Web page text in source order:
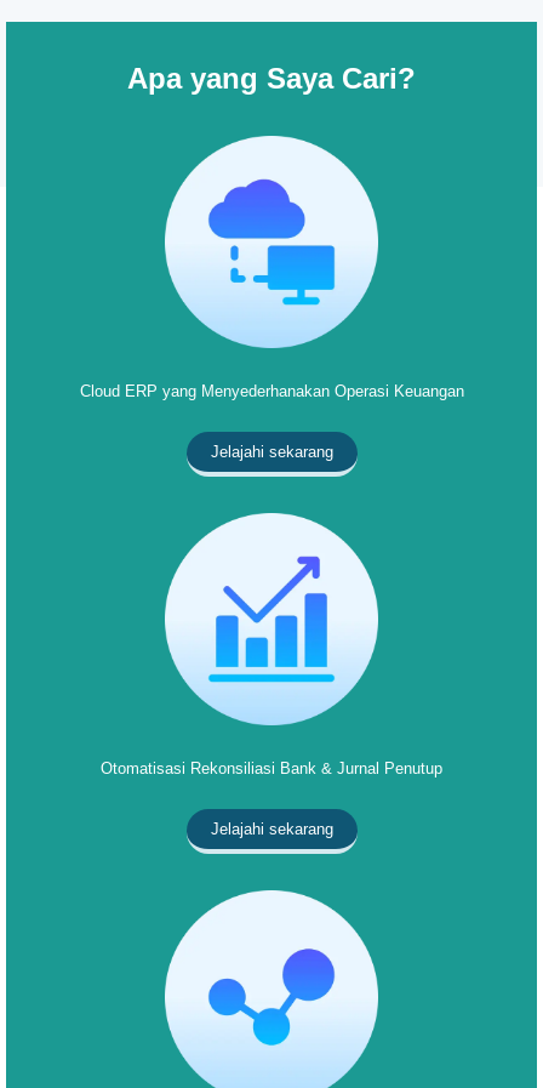
Apa yang Saya Cari?
Cloud ERP yang Menyederhanakan Operasi Keuangan
Jelajahi sekarang
Otomatisasi Rekonsiliasi Bank & Jurnal Penutup
Jelajahi sekarang